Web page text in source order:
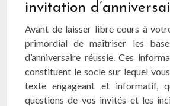
invitation
Avant de laisser libre cours à
primordial de maîtriser les
d’anniversaire réussie. Ces
constituent le socle sur lequel
texte engageant et informatif,
questions de vos invités et les